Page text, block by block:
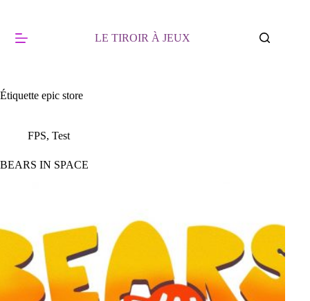
LE TIROIR À JEUX
Étiquette epic store
FPS, Test
BEARS IN SPACE